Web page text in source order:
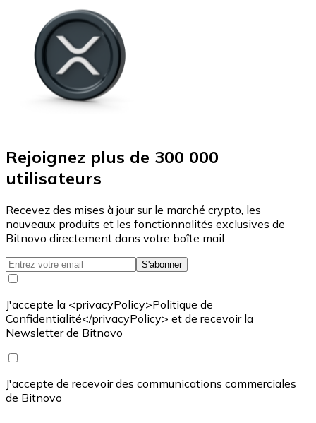
Rejoignez plus de 300 000
utilisateurs
Recevez des mises à jour sur le marché crypto, les
nouveaux produits et les fonctionnalités exclusives de
Bitnovo directement dans votre boîte mail.
S'abonner
J'accepte la <privacyPolicy>Politique de
Confidentialité</privacyPolicy> et de recevoir la
Newsletter de Bitnovo
J'accepte de recevoir des communications commerciales
de Bitnovo